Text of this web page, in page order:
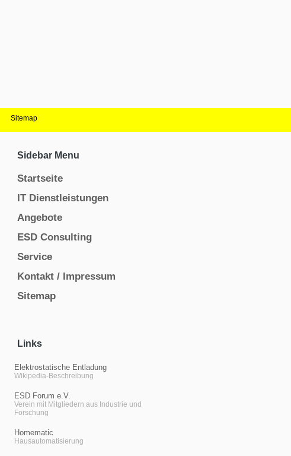
Sitemap
Sidebar Menu
Startseite
IT Dienstleistungen
Angebote
ESD Consulting
Service
Kontakt / Impressum
Sitemap
Links
Elektrostatische Entladung
Wikipedia-Beschreibung
ESD Forum e.V.
Verein mit Mitgliedern aus Industrie und
Forschung
Homematic
Hausautomatisierung